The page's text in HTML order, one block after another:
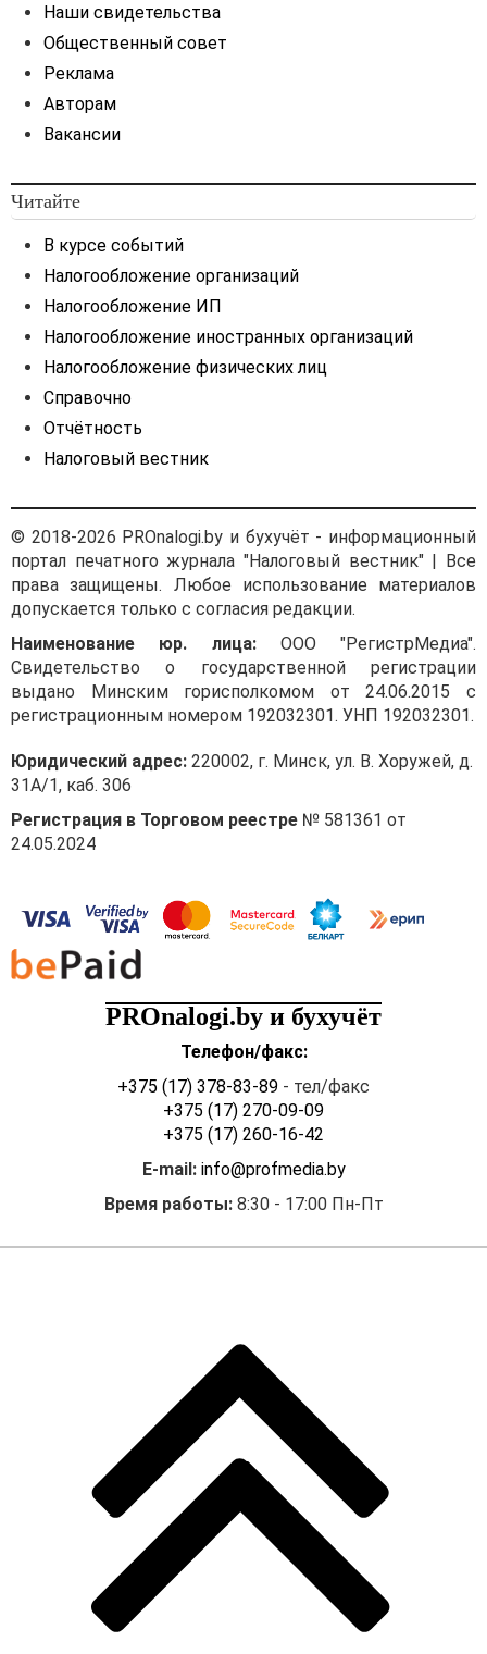
Наши свидетельства
Общественный совет
Реклама
Авторам
Вакансии
Читайте
В курсе событий
Налогообложение организаций
Налогообложение ИП
Налогообложение иностранных организаций
Налогообложение физических лиц
Справочно
Отчётность
Налоговый вестник
© 2018-2026 PROnalogi.by и бухучёт - информационный
портал печатного журнала "Налоговый вестник" | Все
права защищены. Любое использование материалов
допускается только с согласия редакции.
Наименование юр. лица:ООО "РегистрМедиа".
Свидетельство о государственной регистрации
выдано Минским горисполкомом от 24.06.2015 с
регистрационным номером 192032301. УНП 192032301.
Юридический адрес: 220002, г. Минск, ул. В. Хоружей, д.
31А/1, каб. 306
Регистрация в Торговом реестре № 581361 от
24.05.2024
PROnalogi.by и бухучёт
Телефон/факс:
+375 (17) 378-83-89 - тел/факс
+375 (17) 270-09-09
+375 (17) 260-16-42
E-mail: info@profmedia.by
Время работы:8:30 - 17:00 Пн-Пт